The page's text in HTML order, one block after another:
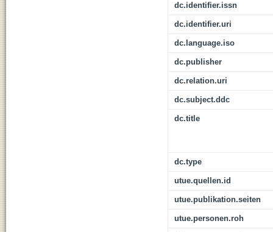
dc.identifier.issn
dc.identifier.uri
dc.language.iso
dc.publisher
dc.relation.uri
dc.subject.ddc
dc.title
dc.type
utue.quellen.id
utue.publikation.seiten
utue.personen.roh